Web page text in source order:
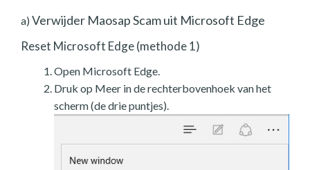
a) Verwijder Maosap Scam uit Microsoft Edge
Reset Microsoft Edge (methode 1)
Open Microsoft Edge.
Druk op Meer in de rechterbovenhoek van het
scherm (de drie puntjes).